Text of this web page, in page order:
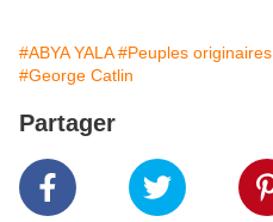
#ABYA YALA #Peuples originaires
#George Catlin
Partager